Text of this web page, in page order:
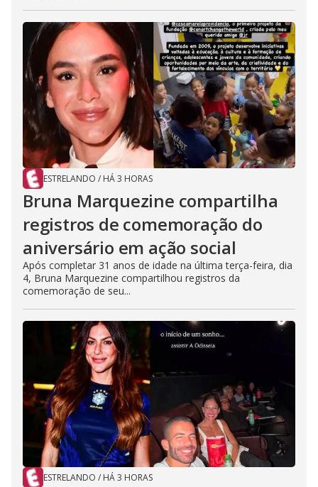
ESTRELANDO / HÁ 3 HORAS
Bruna Marquezine compartilha
registros de comemoração do
aniversário em ação social
Após completar 31 anos de idade na última terça-feira, dia
4, Bruna Marquezine compartilhou registros da
comemoração de seu...
ESTRELANDO / HÁ 3 HORAS